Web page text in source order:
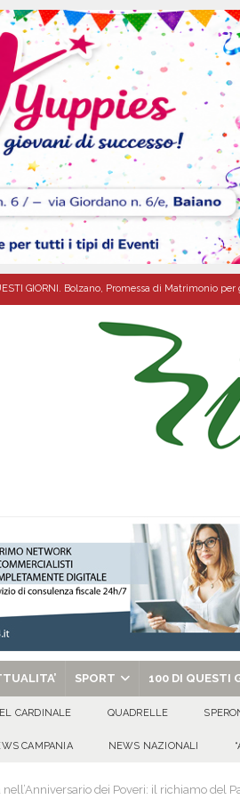
GIORNI. Bolzano, Promessa di Matrimonio
di Meta di Sorrento stipula protolocco d’intesa
del Cardinale, Iolanda Prisco è la nuova agente
Avella: è scomparso il dott. Domenico Amato, aveva
torna CumVivere: la tavola come
Venerdì 29 agosto la chiesa celebra il Martirio di
SPORT 100 DI QUESTI
CARDINALE QUADRELLE
CAMPANIA NEWS NAZIONALI
nell’Anniversario dei Poveri: il richiamo del